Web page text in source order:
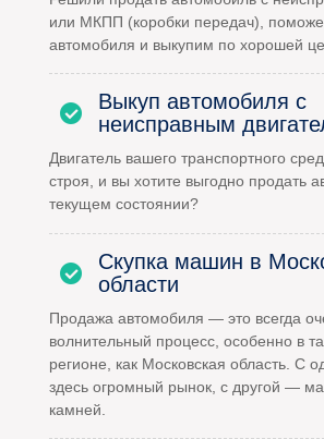
или МКПП (коробки передач),
автомобиля и выкупим по хорошей
Выкуп автомобиля с
неисправным
Двигатель вашего транспортного
строя, и вы хотите выгодно продать
текущем состоянии?
Скупка машин в
области
Продажа автомобиля — это всегда
волнительный процесс, особенно в
регионе, как Московская область. С
здесь огромный рынок, с другой —
камней.